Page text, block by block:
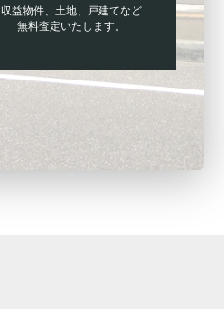
収益物件、土地、戸建てなど
無料査定いたします。